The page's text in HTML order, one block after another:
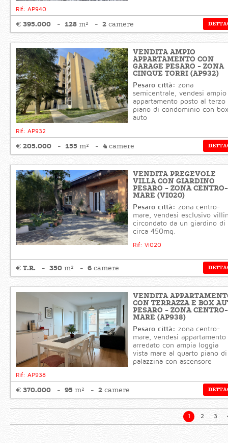
Rif: AP940
€ 395.000 128 m² 2 camere
VENDITA AMPIO
APPARTAMENTO CON
GARAGE PESARO - ZONA
CINQUE TORRI (AP932)
Pesaro città: zona
semicentrale, vendesi ampio
appartamento posto al terzo
piano di condominio con box
auto
Rif: AP932
€ 205.000 155 m² 4 camere
VENDITA PREGEVOLE
VILLA CON GIARDINO
PESARO - ZONA CENTRO-
MARE (VI020)
Pesaro città: zona centro-
mare, vendesi esclusivo
circondato da un giardino di
circa 450mq.
Rif: VI020
€ T.R. 350 m² 6 camere
VENDITA
CON TERRAZZA E BOX
PESARO - ZONA CENTRO-
MARE (AP938)
Pesaro città: zona centro-
mare, vendesi appartamento
arredato con ampia loggia
vista mare al quarto piano di
palazzina con ascensore
Rif: AP938
€ 370.000 95 m² 2 camere
1 2 3